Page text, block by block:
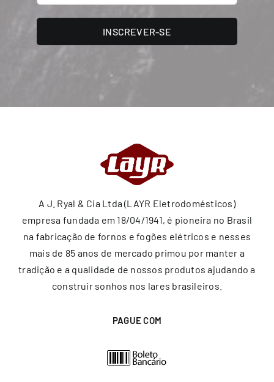
INSCREVER-SE
A J. Ryal & Cia Ltda (LAYR Eletrodomésticos)
empresa fundada em 18/04/1941, é pioneira no Brasil
na fabricação de fornos e fogões elétricos e nesses
mais de 85 anos de mercado primou por manter a
tradição e a qualidade de nossos produtos ajudando a
construir sonhos nos lares brasileiros.
PAGUE COM